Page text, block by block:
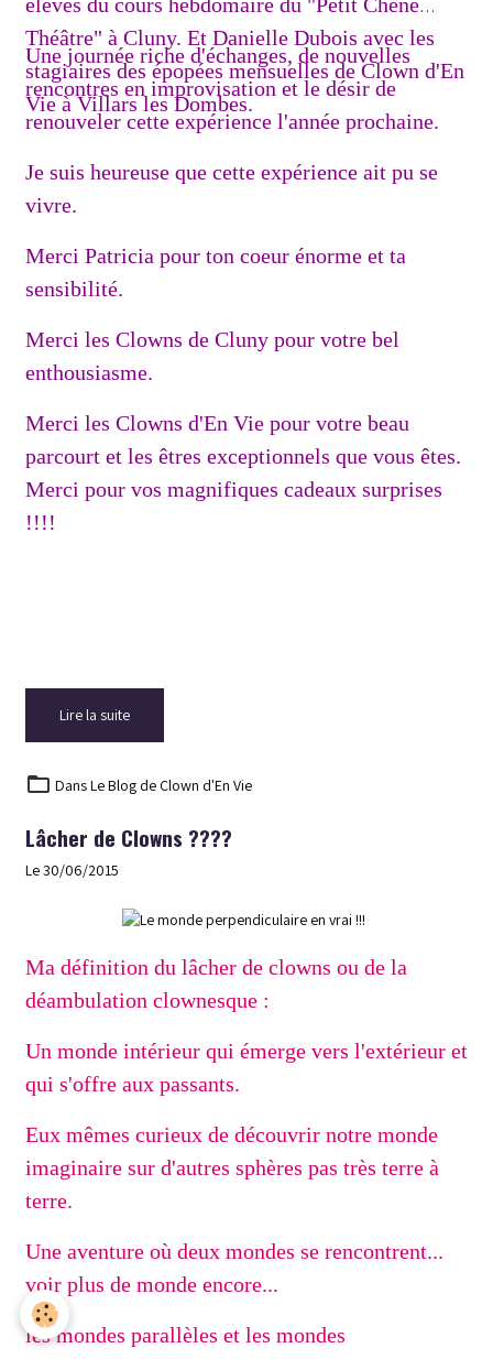
Théâtre" à Cluny. Et Danielle Dubois avec les
stagiaires des épopées mensuelles de Clown d'En
Vie à Villars les Dombes.
Une journée riche d'échanges, de nouvelles
rencontres en improvisation et le désir de
renouveler cette expérience l'année prochaine.
Je suis heureuse que cette expérience ait pu se
vivre.
Merci Patricia pour ton coeur énorme et ta
sensibilité.
Merci les Clowns de Cluny pour votre bel
enthousiasme.
Merci les Clowns d'En Vie pour votre beau
parcourt et les êtres exceptionnels que vous êtes.
Merci pour vos magnifiques cadeaux surprises
!!!!
Lire la suite
DansLe Blog de Clown d'En Vie
Lâcher de Clowns ????
Le 30/06/2015
Ma définition du lâcher de clowns ou de la
déambulation clownesque :
Un monde intérieur qui émerge vers l'extérieur et
qui s'offre aux passants.
Eux mêmes curieux de découvrir notre monde
imaginaire sur d'autres sphères pas très terre à
terre.
Une aventure où deux mondes se rencontrent...
voir plus de monde encore...
les mondes parallèles et les mondes